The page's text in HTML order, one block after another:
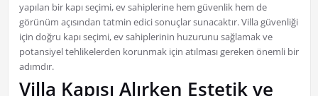
yapılan bir kapı seçimi, ev sahiplerine hem güvenlik hem de
görünüm açısından tatmin edici sonuçlar sunacaktır. Villa güvenliği
için doğru kapı seçimi, ev sahiplerinin huzurunu sağlamak ve
potansiyel tehlikelerden korunmak için atılması gereken önemli bir
adımdır.
Villa Kapısı Alırken Estetik ve